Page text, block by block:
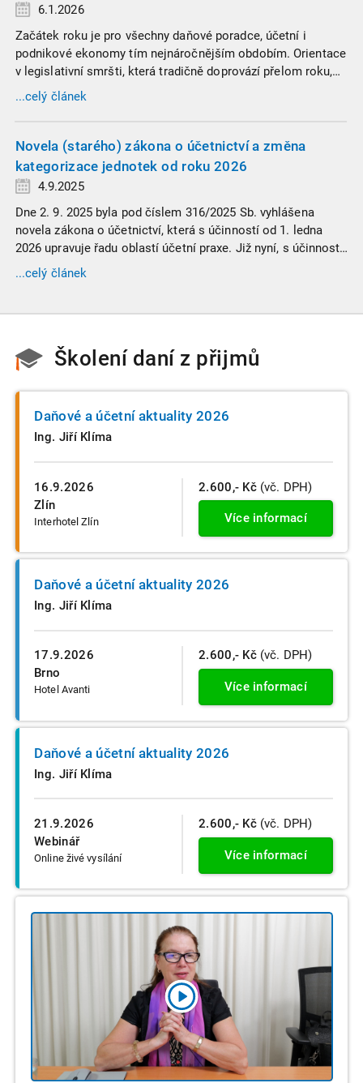
6.1.2026
Začátek roku je pro všechny daňové poradce, účetní i
podnikové ekonomy tím nejnáročnějším obdobím. Orientace
v legislativní smršti, která tradičně doprovází přelom roku,
vyžaduje nastudovat všechny novely a doprovodné
informace. Generální finanční ředitelství (GFŘ) zveřejnilo
žádného daňového profesionála.
...celý článek
Novela (starého) zákona o účetnictví a změna
kategorizace jednotek od roku 2026
4.9.2025
Dne 2. 9. 2025 byla pod číslem 316/2025 Sb. vyhlášena
novela zákona o účetnictví, která s účinností od 1. ledna
2026 upravuje řadu oblastí účetní praxe. Již nyní, s účinností
od 3. září 2025, platí nová, zvýšená kritéria pro zařazení firem
do velikostních a použijí se zpětně již pro účetní období
...celý článek
Školení daní z přijmů
16.9.2026
Zlín
Interhotel Zlín
Daňové a účetní aktuality 2026
Ing. Jiří Klíma
2.600,- Kč (vč. DPH)
Více informací
17.9.2026
Brno
Hotel Avanti
Daňové a účetní aktuality 2026
Ing. Jiří Klíma
2.600,- Kč (vč. DPH)
Více informací
21.9.2026
Webinář
Online živé vysílání
Daňové a účetní aktuality 2026
Ing. Jiří Klíma
2.600,- Kč (vč. DPH)
Více informací